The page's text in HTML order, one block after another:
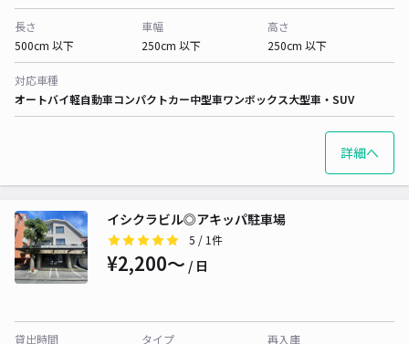
長さ
500cm 以下
車幅
250cm 以下
高さ
250cm 以下
対応車種
オートバイ軽自動車コンパクトカー中型車ワンボックス大型車・SUV
詳細へ
イシクラビル◎アキッパ駐車場
5 / 1件
¥2,200〜 / 日
貸出時間
タイプ
再入庫